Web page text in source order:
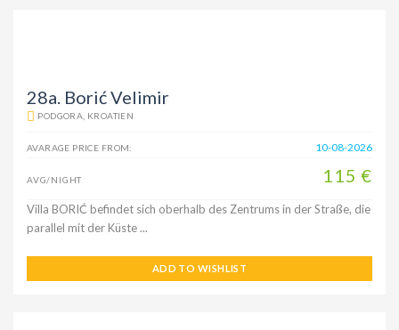
28a. Borić Velimir
PODGORA, KROATIEN
AVARAGE PRICE FROM: 10-08-2026
AVG/NIGHT 115 €
Villa BORIĆ befindet sich oberhalb des Zentrums in der Straße, die
parallel mit der Küste ...
ADD TO WISHLIST